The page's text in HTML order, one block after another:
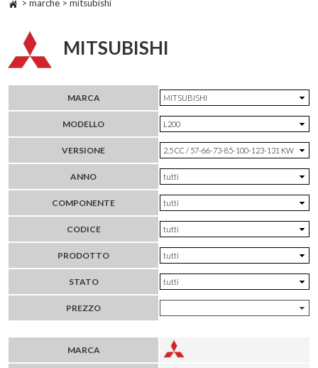
> marche > mitsubishi
MITSUBISHI
MARCA
MODELLO
VERSIONE
ANNO
COMPONENTE
CODICE
PRODOTTO
STATO
PREZZO
MARCA